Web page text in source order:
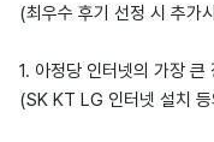
(최우수 후기 선정 시 추가
1. 아정당 인터넷의 가장 큰
(SK KT LG 인터넷 설치